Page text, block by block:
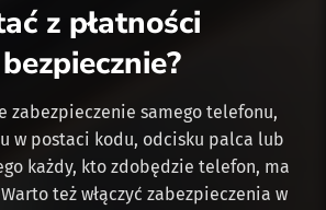
z płatności
zabezpieczenie samego telefonu,
w postaci kodu, odcisku palca lub
każdy, kto zdobędzie telefon, ma
też włączyć zabezpieczenia w